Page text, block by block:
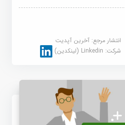
انتشار مرجع:آخرین آپدیت
شرکت:Linkedin (لینکدین)